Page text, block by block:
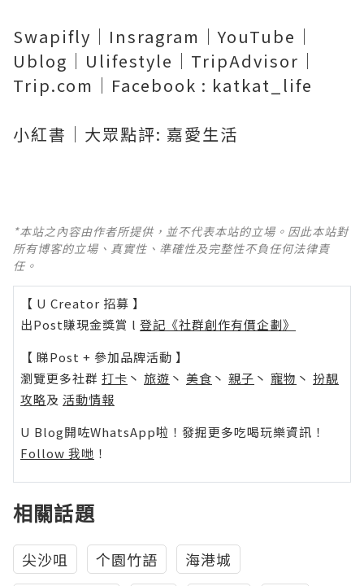
Swapifly｜Insragram｜YouTube｜
Ublog｜Ulifestyle｜TripAdvisor｜
Trip.com｜Facebook : katkat_life
小紅書｜大眾點評: 嘉愛生活
*本站之內容由作者所提供，並不代表本站的立場。因此本站對
所有博客的立場、真實性、準確性及完整性不負任何法律責
任。
【 U Creator 招募 】
出Post賺現金獎賞 l 登記《社群創作有價企劃》
【 睇Post + 參加品牌活動 】
瀏覽更多社群 打卡 丶 旅遊 丶 美食 丶 親子 丶 寵物 丶 扮靚
攻略及 活動情報
U Blog開咗WhatsApp啦！發掘更多吃喝玩樂資訊！
Follow 我哋 ！
相關話題
尖沙咀 个園竹語
海港城